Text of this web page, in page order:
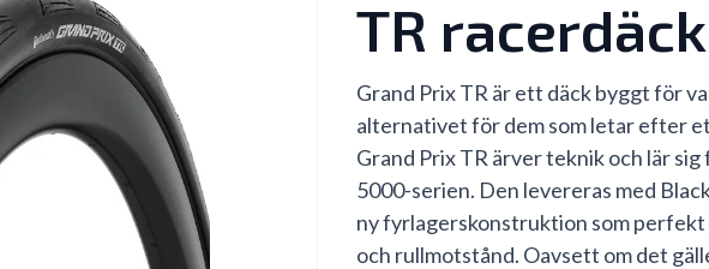
TR racerdäck
Grand Prix TR är ett däck byggt för
alternativet för dem som letar efter
Grand Prix TR ärver teknik och lär
5000-serien. Den levereras med
ny fyrlagerskonstruktion som
och rullmotstånd. Oavsett om det